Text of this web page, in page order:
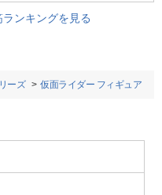
ンキングを見る
ーズ 仮面ライダー フィギュア